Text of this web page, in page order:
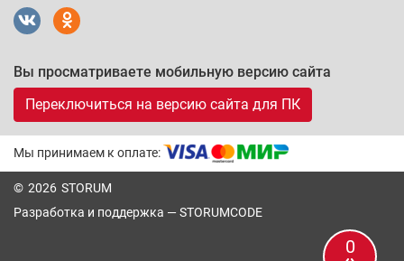
0
Вы просматриваете мобильную версию сайта
Переключиться на версию сайта для ПК
Мы принимаем к оплате:
© 2026 STORUM
Разработка и поддержка — STORUMCODE